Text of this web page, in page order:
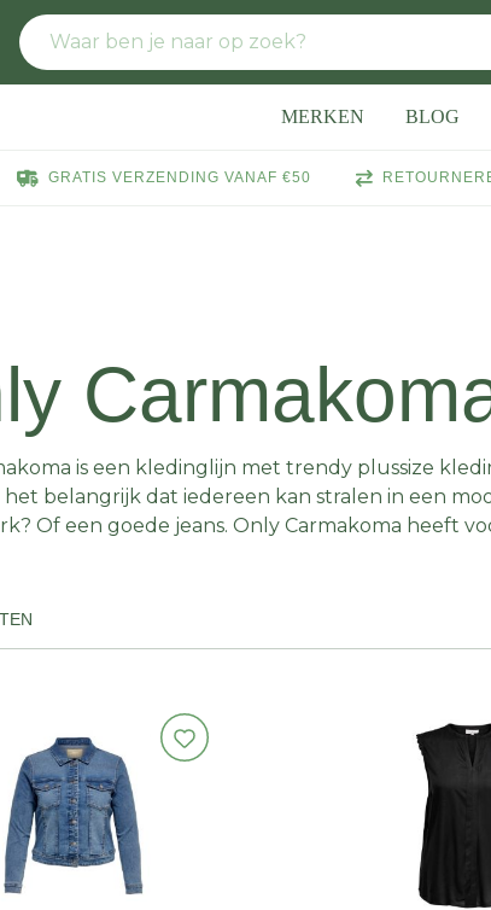
MERKEN BLOG
GRATIS VERZENDING VANAF €50
is een kledinglijn met trendy plussize
belangrijk dat iedereen kan stralen in een
Of een goede jeans. Only Carmakoma heeft